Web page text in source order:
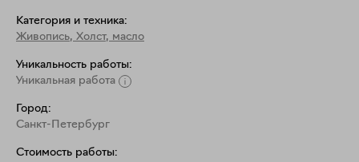
Категория и техника:
Живопись, Холст, масло
Уникальность работы:
Уникальная работа
Город:
Санкт-Петербург
Стоимость работы: